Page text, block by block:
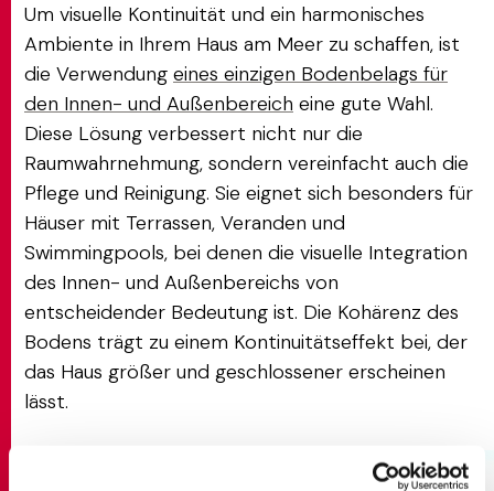
Um visuelle Kontinuität und ein harmonisches
Ambiente in Ihrem Haus am Meer zu schaffen, ist
die Verwendung eines einzigen Bodenbelags für
den Innen- und Außenbereich eine gute Wahl.
Diese Lösung verbessert nicht nur die
Raumwahrnehmung, sondern vereinfacht auch die
Pflege und Reinigung. Sie eignet sich besonders für
Häuser mit Terrassen, Veranden und
Swimmingpools, bei denen die visuelle Integration
des Innen- und Außenbereichs von
entscheidender Bedeutung ist. Die Kohärenz des
Bodens trägt zu einem Kontinuitätseffekt bei, der
das Haus größer und geschlossener erscheinen
lässt.